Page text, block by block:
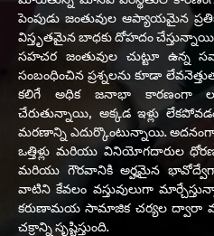
పెంపుడు జంతువుల ఆప్యాయమైన
విస్తృతమైన బాధకు దోహదం
సహచర జంతువుల చుట్టూ ఉన్న
సంబంధించిన ప్రశ్నలను కూడా
కలిగే అధిక జనాభా కారణంగా
చేరుతున్నాయి, అక్కడ ఇళ్లు
మరణాన్ని ఎదుర్కొంటున్నాయి. అదనంగా,
ఒత్తిళ్లు మరియు వినియోగదారుల
మరియు గౌరవానికి అర్హమైన
వాటిని కేవలం వస్తువులుగా
కరుణామయ సామాజిక చర్యల ద్వారా
చక్రాన్ని సృష్టిస్తుంది.